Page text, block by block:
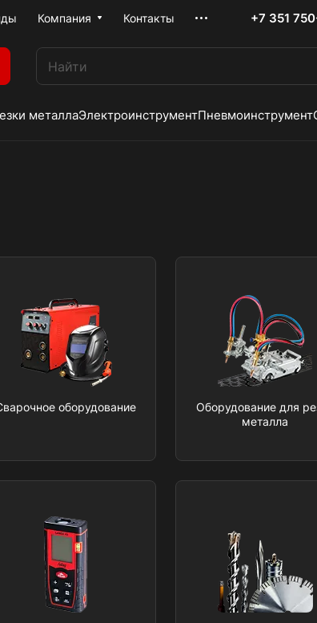
Компания Контакты +7 351
металлаЭлектроинструментПневмоинструмент
оборудование
Оборудование для
металла